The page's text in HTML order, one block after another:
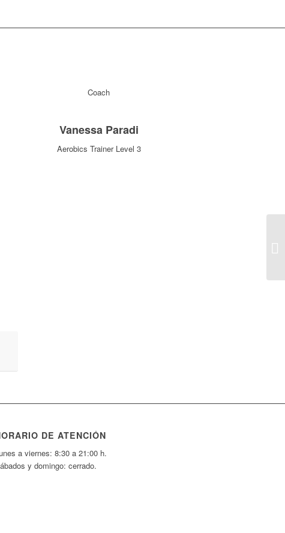
Coach
Vanessa Paradi
Aerobics Trainer Level 3
DE ATENCIÓN
a viernes: 8:30 a 21:00 h.
y domingo: cerrado.